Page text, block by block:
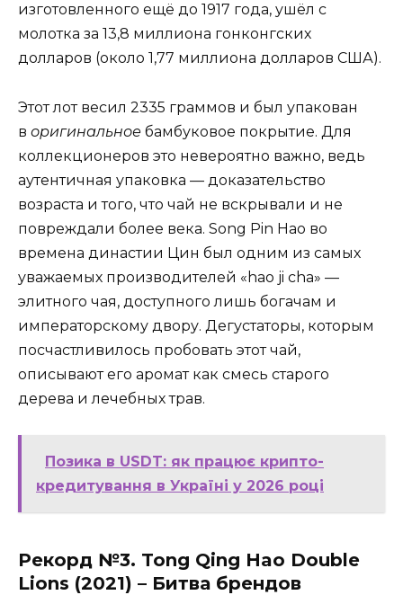
изготовленного ещё до 1917 года, ушёл с
молотка за 13,8 миллиона гонконгских
долларов (около 1,77 миллиона долларов США).
Этот лот весил 2335 граммов и был упакован
в оригинальное бамбуковое покрытие. Для
коллекционеров это невероятно важно, ведь
аутентичная упаковка — доказательство
возраста и того, что чай не вскрывали и не
повреждали более века. Song Pin Hao во
времена династии Цин был одним из самых
уважаемых производителей «hao ji cha» —
элитного чая, доступного лишь богачам и
императорскому двору. Дегустаторы, которым
посчастливилось пробовать этот чай,
описывают его аромат как смесь старого
дерева и лечебных трав.
Позика в USDT: як працює крипто-
кредитування в Україні у 2026 році
Рекорд №3. Tong Qing Hao Double
Lions (2021) – Битва брендов